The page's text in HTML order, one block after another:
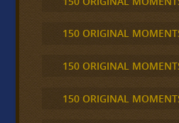
150 ORIGINAL
150 ORIGINAL
150 ORIGINAL